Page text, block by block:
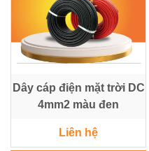
Dây cáp điện mặt trời DC
4mm2 màu đen
Liên hệ